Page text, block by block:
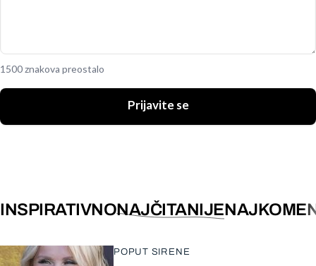
1500 znakova preostalo
Prijavite se
INSPIRATIVNONAJČITANIJE
POPUT SIRENE